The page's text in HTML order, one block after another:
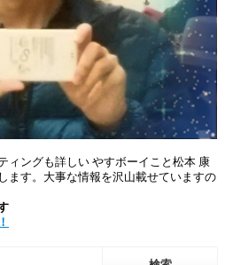
ィングも詳しい やすボーイこと松本 康
ます。大事な情報を沢山載せていますの